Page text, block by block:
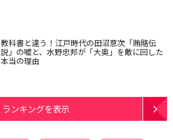
教科書と違う！江戸時代の田沼意次「賄賂伝
説」の嘘と、水野忠邦が「大奥」を敵に回した
本当の理由
ランキングを表示